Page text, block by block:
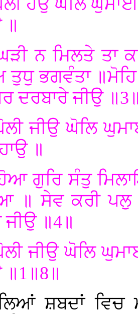
ਹਉ ਘੋਲਿ
॥
ਨ ਮਿਲਤੇ ਤਾ
ਤੁਧੁ ਭਗਵੰਤਾ
ਦਰਬਾਰੇ ਜੀਉ
ਜੀਉ ਘੋਲਿ
॥
ਗੁਰਿ ਸੰਤੁ
॥ ਸੇਵ ਕਰੀ ਪਲੁ
ਜੀਉ ॥4॥
ਜੀਉ ਘੋਲਿ
॥1॥8॥
ਸ਼ਬਦਾਂ ਵਿਚ